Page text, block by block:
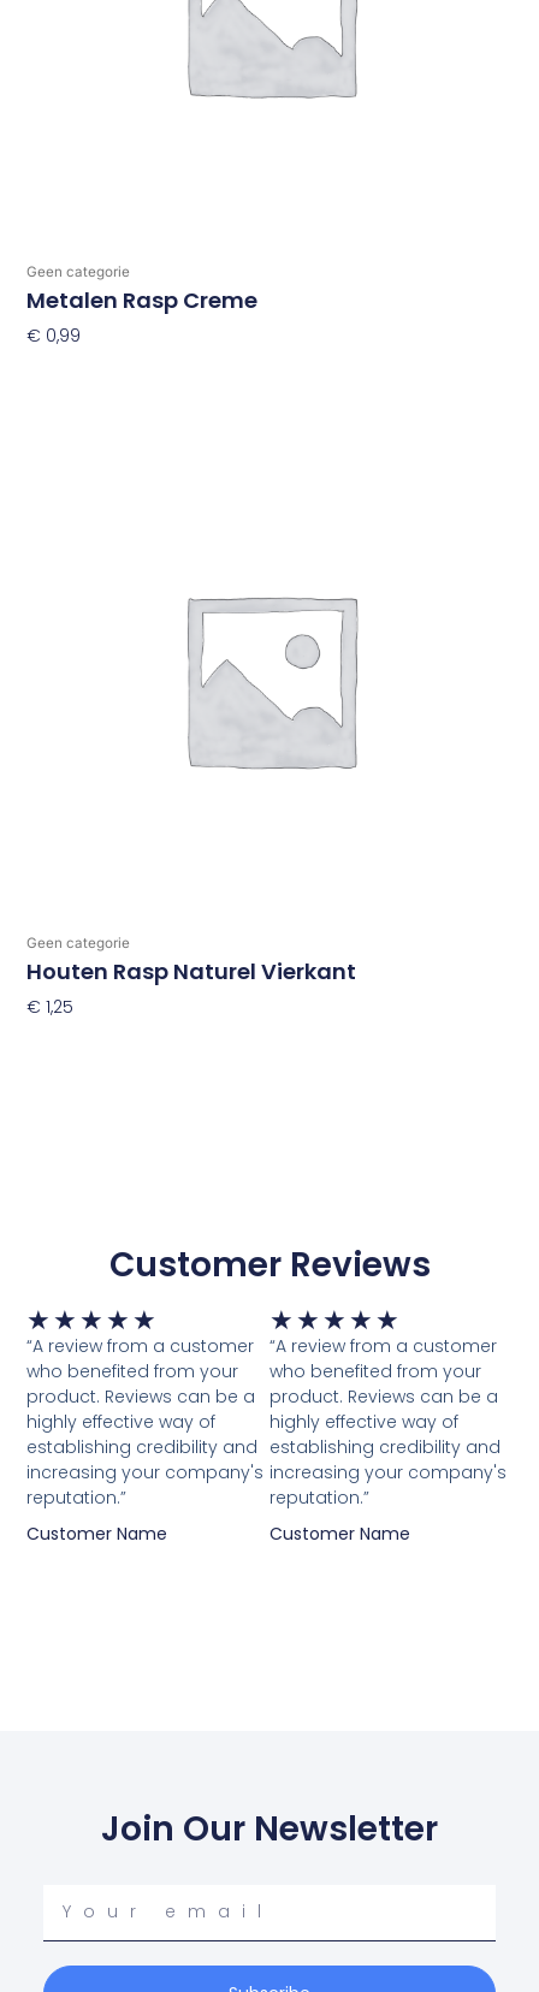
Geen categorie
Metalen Rasp Creme
€ 0,99
Geen categorie
Houten Rasp Naturel Vierkant
€ 1,25
Customer Reviews
★ ★ ★ ★ ★ Waardering
5
van
5
“A review from a customer
who benefited from your
product. Reviews can be a
highly effective way of
establishing credibility and
increasing your company's
reputation.”
Customer Name
★ ★ ★ ★ ★
5
van
5
“A review from a customer
who benefited from your
product. Reviews can be a
highly effective way of
establishing credibility and
increasing your company's
reputation.”
Customer Name
Join Our Newsletter
email